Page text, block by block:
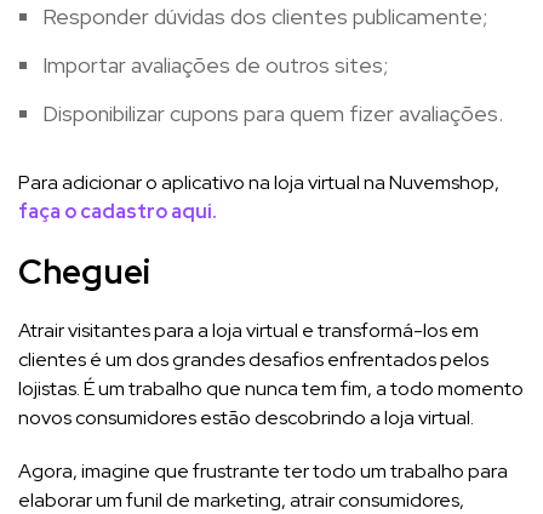
Responder dúvidas dos clientes publicamente;
Importar avaliações de outros sites;
Disponibilizar cupons para quem fizer avaliações.
Para adicionar o aplicativo na loja virtual na Nuvemshop,
faça o cadastro aqui.
Cheguei
Atrair visitantes para a loja virtual e transformá-los em
clientes é um dos grandes desafios enfrentados pelos
lojistas. É um trabalho que nunca tem fim, a todo momento
novos consumidores estão descobrindo a loja virtual.
Agora, imagine que frustrante ter todo um trabalho para
elaborar um funil de marketing, atrair consumidores,